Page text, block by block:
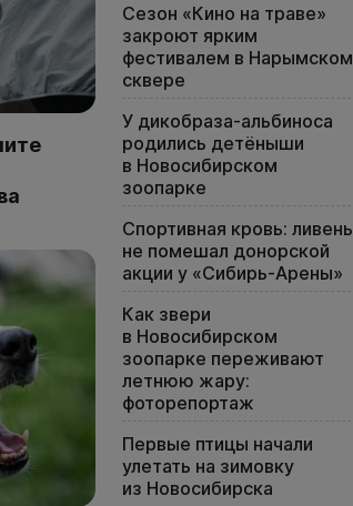
Сезон «Кино на траве»
закроют ярким
фестивалем в Нарымском
сквере
У дикобраза-альбиноса
родились детёныши
в Новосибирском
зоопарке
Спортивная кровь: ливень
не помешал донорской
акции у «Сибирь-Арены»
Как звери
в Новосибирском
зоопарке переживают
летнюю жару:
фоторепортаж
Первые птицы начали
улетать на зимовку
из Новосибирска